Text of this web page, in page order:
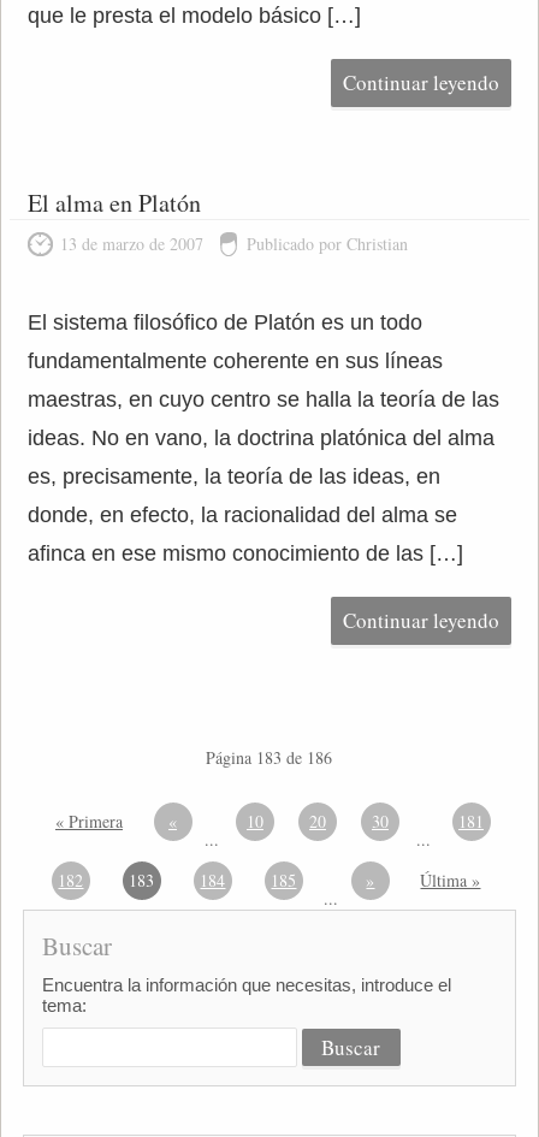
que le presta el modelo básico […]
Continuar leyendo
El alma en Platón
13 de marzo de 2007 Publicado por Christian
El sistema filosófico de Platón es un todo
fundamentalmente coherente en sus líneas
maestras, en cuyo centro se halla la teoría de las
ideas. No en vano, la doctrina platónica del alma
es, precisamente, la teoría de las ideas, en
donde, en efecto, la racionalidad del alma se
afinca en ese mismo conocimiento de las […]
Continuar leyendo
Página 183 de 186
« Primera «
...
10 20 30
...
181
182 183 184 185
...
» Última »
Buscar
Encuentra la información que necesitas, introduce el
tema: